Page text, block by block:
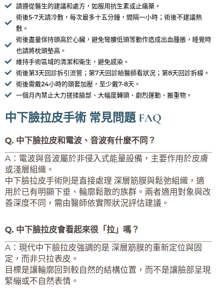
請遵從醫生的建議和處方，如服用抗生素或止痛藥。
術後5-7天請冷敷，每次最多十五分鐘，間隔一小時；術後不建議熱
敷。
術後盡量保持頭高於心臟，避免彎腰低頭等動作造成出血腫脹，睡覺時
也請將枕頭墊高。
維持手術區域的清潔和衛生，避免感染。
術後第3天回診拆引流管；第7天回診給醫師看狀況；第8天回診拆線。
術後需戴24小時的頭套加壓，至少戴7-8天。
一個月內禁止大力搓揉臉部、大幅度轉頭、劇烈運動、搬重物。
中下臉拉皮手術 常見問題 FAQ
Q. 中下臉拉皮和電波、音波有什麼不同？
A：電波與音波屬於非侵入式能量設備，主要作用於皮膚
或淺層組織。
中下臉拉皮手術則是直接處理 深層筋膜與鬆弛組織，適
用於已有明顯下垂、輪廓鬆散的族群。兩者適用對象與改
善深度不同，需由醫師依實際狀況評估建議。
Q. 中下臉拉皮會看起來很「拉」嗎？
A：現代中下臉拉皮強調的是 深層筋膜的重新定位與固
定，而非只拉表皮。
目標是讓輪廓回到較自然的結構位置，而不是讓臉部呈現
緊繃或不自然表情。